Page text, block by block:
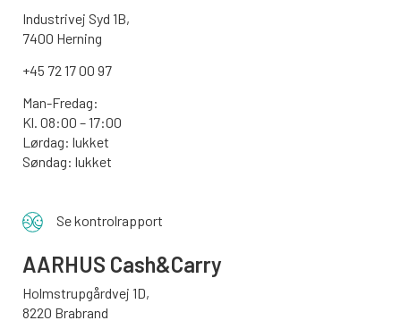
Industrivej Syd 1B,
7400 Herning
+45 72 17 00 97
Man-Fredag:
Kl. 08:00 – 17:00
Lørdag: lukket
Søndag: lukket
Se kontrolrapport
AARHUS Cash&Carry
Holmstrupgårdvej 1D,
8220 Brabrand